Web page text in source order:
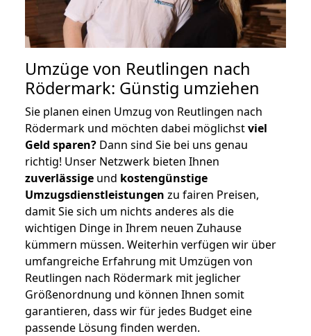
Umzüge von Reutlingen nach
Rödermark: Günstig umziehen
Sie planen einen Umzug von Reutlingen nach
Rödermark und möchten dabei möglichstviel
Geld sparen? Dann sind Sie bei uns genau
richtig! Unser Netzwerk bieten Ihnen
zuverlässige und kostengünstige
Umzugsdienstleistungen zu fairen Preisen,
damit Sie sich um nichts anderes als die
wichtigen Dinge in Ihrem neuen Zuhause
kümmern müssen. Weiterhin verfügen wir über
umfangreiche Erfahrung mit Umzügen von
Reutlingen nach Rödermark mit jeglicher
Größenordnung und können Ihnen somit
garantieren, dass wir für jedes Budget eine
passende Lösung finden werden.